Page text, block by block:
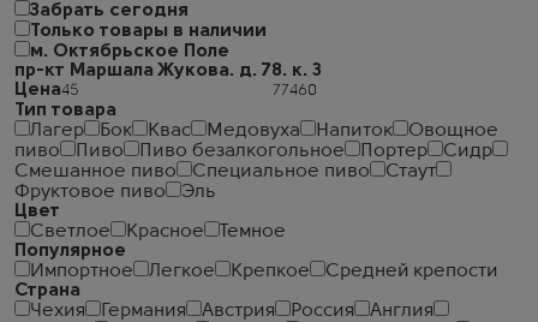
Забрать сегодня
Только товары в наличии
м. Октябрьское Поле
пр-кт Маршала Жукова. д. 78. к. 3
Цена
Тип товара
Лагер
Бок Квас Медовуха Напиток
Овощное
пиво
Пиво Пиво безалкогольное Портер
Сидр
Смешанное пиво
Специальное пиво
Стаут
Фруктовое пиво
Эль
Цвет
Светлое
Красное
Темное
Популярное
Импортное
Легкое Крепкое
Средней крепости
Страна
Чехия
Германия Австрия Россия
Англия